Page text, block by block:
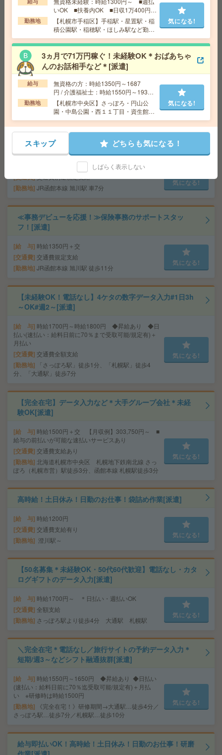
大通駅徒歩3分 ※最寄り駅・チカホから徒歩3
分の駅チカオフィス！
気になる!
【50代～60代活躍】経験を活かす落着いた職場*補助金支
援＊事務[派遣]
給 与
交通費 交通費支給有
勤務地 札幌市営南北線 さっぽろ駅 徒歩10分/札幌市
営東西線 西11丁目駅 徒歩11分
気になる!
【旭川市】時給1,350円！大手グループでのオフィスワー
ク！[派遣]
交通費
勤務地 JR函館本線 旭川駅 車7分
気になる!
≪事務デビューを応援！≫保険事務のサポートスタッ
フ！[派遣]
給 与 時給1350円＋交
交通費 交通費規定支給
勤務地 JR函館本線 旭川駅 徒歩11分
気になる!
【未経験OK！電話なし】4ケタの数字データ入力#1日3h
～OK#週2～[派遣]
給 与 時給1700円～時給1800円 ◆昇給あり ◆日
払い(速払い：給料日前に70％まで受取可能/規定有)＋
月払い
交通費 交通費全額支給
勤務地
「さっぽろ駅」徒歩1分、「札幌駅」徒歩4
分、「大通駅」徒歩7分
気になる!
【完全在宅】データ入力など＊大手グループ会社＊未経
験OK[派遣]
給 与 時給1500円＋交 【月収例】303,750円～ ■
給与の前払いが可能な速払いサービスあり
交通費 交通費支給あり
勤務地 北海道札幌市中央区 札幌地下鉄南北線 さっ
ぽろ（札幌市営）駅徒歩3分、函館本線 札幌駅徒歩3分
気になる!
高時給！土日休み！日勤のお仕事！袋詰め作業[派遣]
給 与 時給1200円
交通費 交通費支給有り
勤務地 澄川駅～
気になる!
【50名募集＊未経験OK・50代60代歓迎】電話なし・カタ
ログギフトのデータ入力[派遣]
給 与 時給1700円～ ＊日払い・週払いOK
交通費 全額支給
勤務地 さっぽろ駅より徒歩4分 大通駅 札幌駅
気になる!
＼完全在宅＊電話なし／旅行サイトの予約データ入力＊
短期/週3～などシフト融通抜群[派遣]
給 与 時給1550円～1650円 ◆昇給あり ◆日払い
(速払い：給料日前に70％迄受取可能/規定有)＋月払
い ※研修時は時給1500円
勤務地
《完全在宅！》研修期間→大通駅…徒歩4分／
さっぽろ駅…徒歩7分／札幌駅…徒歩10分
気になる!
給与即払いOK！高時給！土日休み！日勤のお仕事！研磨
いOK ■扶養内OK ■日収1万400円以
上
勤務地
【札幌市手稲区】手稲駅・星置駅・稲
積公園駅・稲穂駅・ほしみ駅など勤務
地多数！
気になる!
3ヵ月で71万円稼ぐ！未経験OK＊おばあちゃ
んのお話相手など＊[派遣]
給与
無資格の方：時給1350円～1687
円 / 介護福祉士：時給1550円～1937
円 / 初任者以上：時給1450円～1812
円
勤務地
【札幌市中央区】さっぽろ・円山公
園・中島公園・西１１丁目・資生館小
学校前など勤務地多数！
気になる!
スキップ どちらも気になる！
しばらく表示しない